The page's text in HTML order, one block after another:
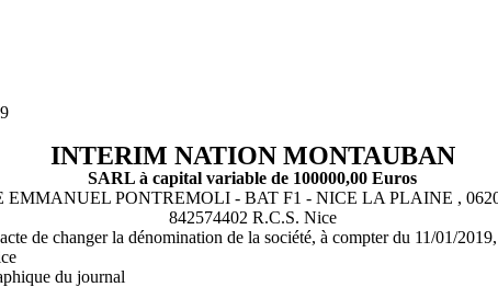
INTERIM NATION MONTAUBAN
SARL à capital variable de 100000,00 Euros
EMMANUEL PONTREMOLI - BAT F1 - NICE LA PLAINE ,
842574402 R.C.S. Nice
de changer la dénomination de la société, à compter du 11/01/
du journal